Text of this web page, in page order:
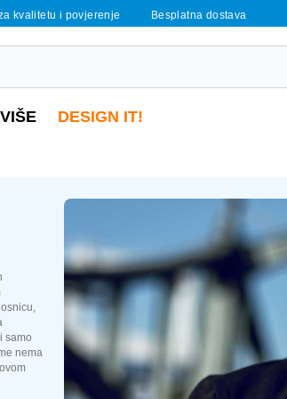
kvalitetu i povjerenje Besplatna dostava
VIŠE DESIGN IT!
samo
nema